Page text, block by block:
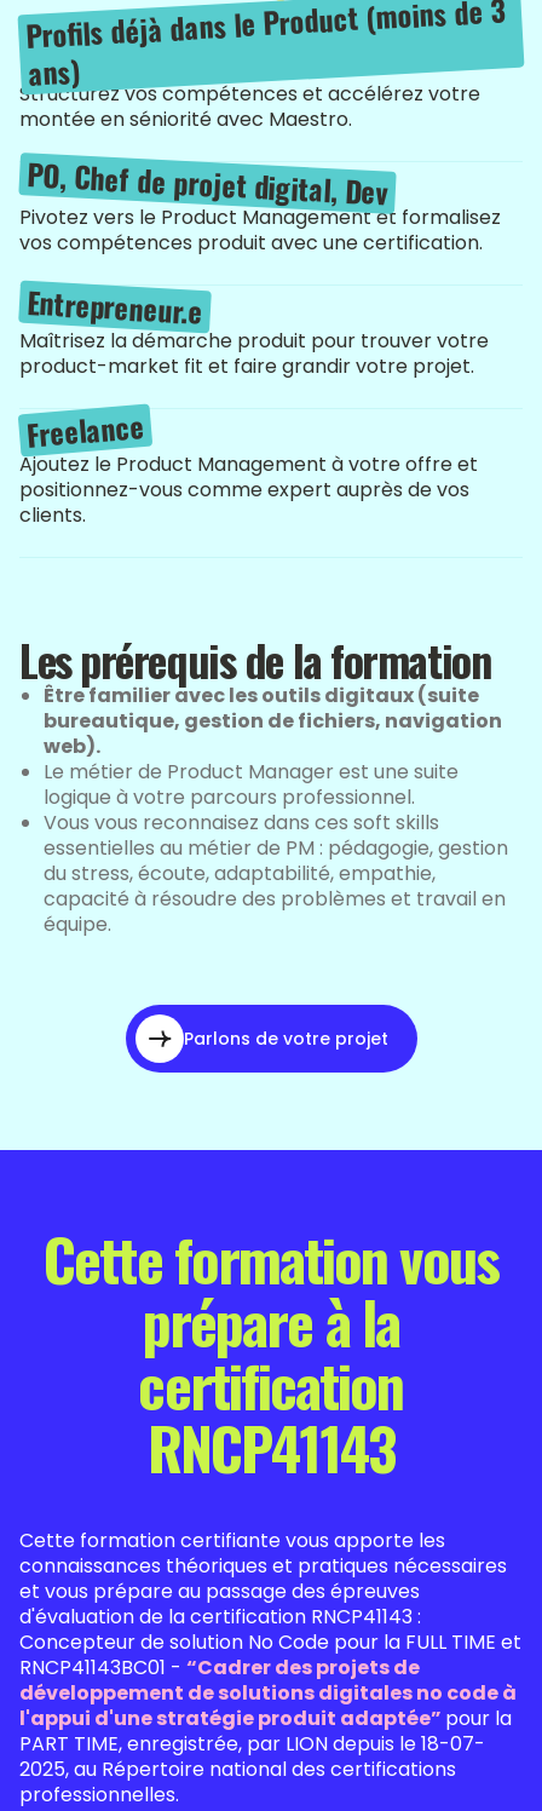
Profils déjà dans le Product (moins de 3
ans)
Structurez vos compétences et accélérez votre
montée en séniorité avec Maestro.
PO, Chef de projet digital, Dev
Pivotez vers le Product Management et formalisez
vos compétences produit avec une certification.
Entrepreneur.e
Maîtrisez la démarche produit pour trouver votre
product-market fit et faire grandir votre projet.
Freelance
Ajoutez le Product Management à votre offre et
positionnez-vous comme expert auprès de vos
clients.
Les prérequis de la formation
Être familier avec les outils digitaux (suite
bureautique, gestion de fichiers, navigation
web).
Le métier de Product Manager est une suite
logique à votre parcours professionnel.
Vous vous reconnaisez dans ces soft skills
essentielles au métier de PM : pédagogie, gestion
du stress, écoute, adaptabilité, empathie,
capacité à résoudre des problèmes et travail en
équipe.
Parlons de votre projet
Cette formation vous
prépare à la
certification
RNCP41143
Cette formation certifiante vous apporte les
connaissances théoriques et pratiques nécessaires
et vous prépare au passage des épreuves
d'évaluation de la certification RNCP41143 :
Concepteur de solution No Code pour la FULL TIME et
RNCP41143BC01 - “Cadrer des projets de
développement de solutions digitales no code à
l'appui d'une stratégie produit adaptée” pour la
PART TIME, enregistrée, par LION depuis le 18-07-
2025, au Répertoire national des certifications
professionnelles.